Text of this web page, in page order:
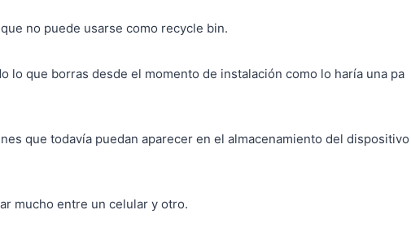
no puede usarse como recycle bin.
lo que borras desde el momento de instalación como lo haría una pa
que todavía puedan aparecer en el almacenamiento del dispositivo
mucho entre un celular y otro.